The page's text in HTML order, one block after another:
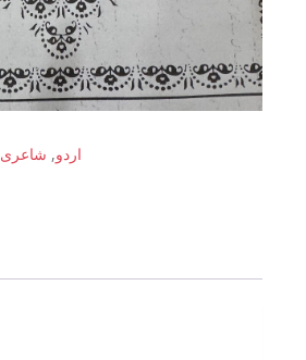
اردو, شاعری